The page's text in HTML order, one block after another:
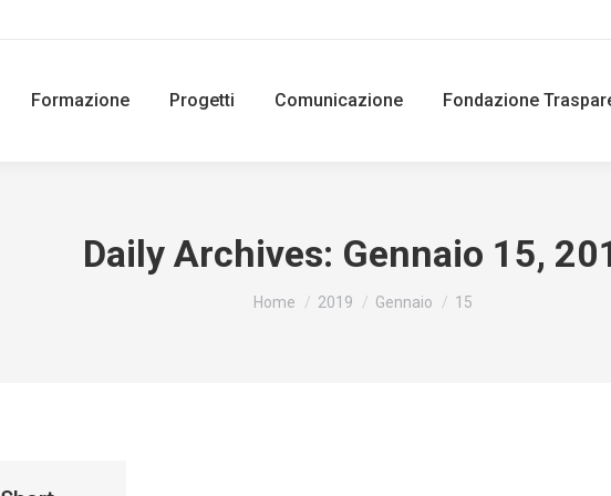
Formazione Progetti Comunicazione Fondazione
Daily Archives: Gennaio 15,
You are here:
Home 2019 Gennaio 15